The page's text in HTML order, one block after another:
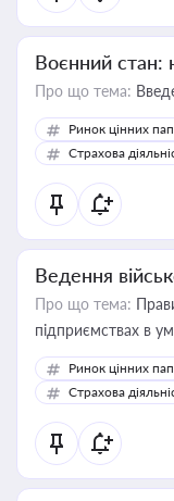
Воєнний стан:
Про що тема:
Ринок цінних
Страхова
Ведення
Про що тема:
підприємствах в
Ринок цінних
Страхова